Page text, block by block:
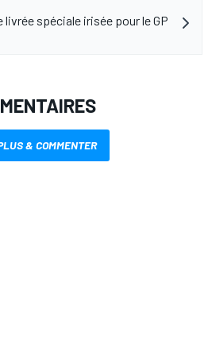
spéciale irisée pour le GP
& COMMENTER